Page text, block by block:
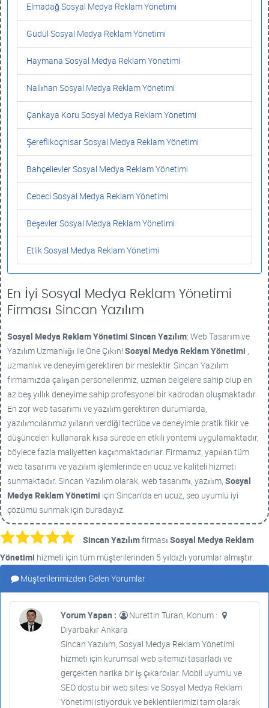
Elmadağ Sosyal Medya Reklam Yönetimi
Güdül Sosyal Medya Reklam Yönetimi
Haymana Sosyal Medya Reklam Yönetimi
Nallıhan Sosyal Medya Reklam Yönetimi
Çankaya Koru Sosyal Medya Reklam Yönetimi
Şereflikoçhisar Sosyal Medya Reklam Yönetimi
Bahçelievler Sosyal Medya Reklam Yönetimi
Cebeci Sosyal Medya Reklam Yönetimi
Beşevler Sosyal Medya Reklam Yönetimi
Etlik Sosyal Medya Reklam Yönetimi
En İyi Sosyal Medya Reklam Yönetimi
Firması Sincan Yazılım
Sosyal Medya Reklam Yönetimi Sincan Yazılım: Web Tasarım ve
Yazılım Uzmanlığı ile Öne Çıkın! Sosyal Medya Reklam Yönetimi ,
uzmanlık ve deneyim gerektiren bir meslektir. Sincan Yazılım
firmamızda çalışan personellerimiz, uzman belgelere sahip olup en
az beş yıllık deneyime sahip profesyonel bir kadrodan oluşmaktadır.
En zor web tasarımı ve yazılım gerektiren durumlarda,
yazılımcılarımız yılların verdiği tecrübe ve deneyimle pratik fikir ve
düşünceleri kullanarak kısa sürede en etkili yöntemi uygulamaktadır,
böylece fazla maliyetten kaçınmaktadırlar. Firmamız, yapılan tüm
web tasarımı ve yazılım işlemlerinde en ucuz ve kaliteli hizmeti
sunmaktadır. Sincan Yazılım olarak, web tasarımı, yazılım, Sosyal
Medya Reklam Yönetimi için Sincan'da en ucuz, seo uyumlu iyi
çözümü sunmak için buradayız.
Sincan Yazılımfirması Sosyal Medya Reklam
Yönetimi hizmeti için tüm müşterilerinden 5 yıldızlı yorumlar almıştır.
Müşterilerimizden Gelen Yorumlar
Yorum Yapan :
Nurettin Turan, Konum :
Diyarbakır Ankara
Sincan Yazılım, Sosyal Medya Reklam Yönetimi
hizmeti için kurumsal web sitemizi tasarladı ve
gerçekten harika bir iş çıkardılar. Mobil uyumlu ve
SEO dostu bir web sitesi ve Sosyal Medya Reklam
Yönetimi istiyorduk ve beklentilerimizi tam olarak